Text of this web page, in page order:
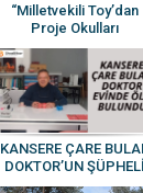
“Milletvekili Toy’dan
Proje Okulları
Atamalarına Net
KANSERE ÇARE
DOKTOR’UN ŞÜPHELİ
ÖLÜMÜ…